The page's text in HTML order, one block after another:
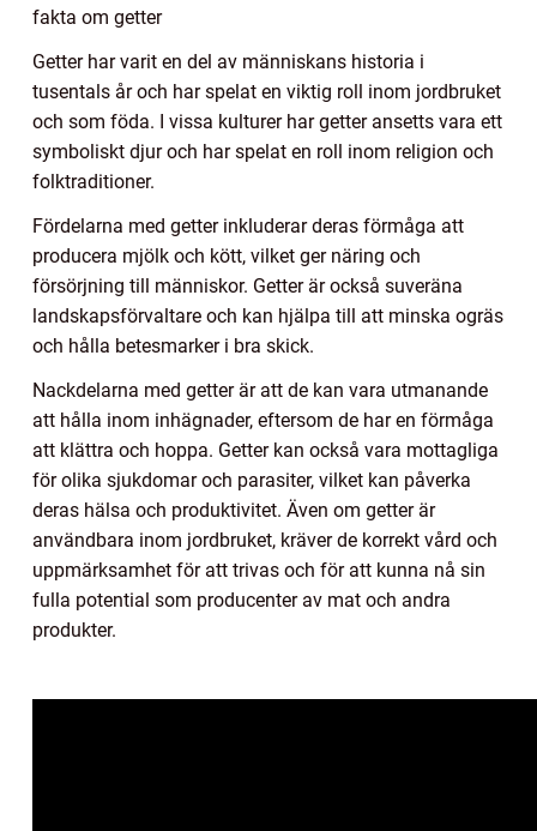
fakta om getter
Getter har varit en del av människans historia i
tusentals år och har spelat en viktig roll inom jordbruket
och som föda. I vissa kulturer har getter ansetts vara ett
symboliskt djur och har spelat en roll inom religion och
folktraditioner.
Fördelarna med getter inkluderar deras förmåga att
producera mjölk och kött, vilket ger näring och
försörjning till människor. Getter är också suveräna
landskapsförvaltare och kan hjälpa till att minska ogräs
och hålla betesmarker i bra skick.
Nackdelarna med getter är att de kan vara utmanande
att hålla inom inhägnader, eftersom de har en förmåga
att klättra och hoppa. Getter kan också vara mottagliga
för olika sjukdomar och parasiter, vilket kan påverka
deras hälsa och produktivitet. Även om getter är
användbara inom jordbruket, kräver de korrekt vård och
uppmärksamhet för att trivas och för att kunna nå sin
fulla potential som producenter av mat och andra
produkter.